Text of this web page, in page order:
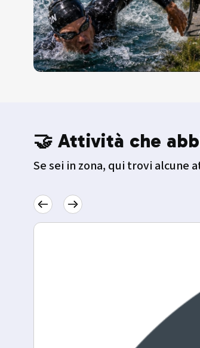
🤝 Attività che
Se sei in zona, qui trovi alcune